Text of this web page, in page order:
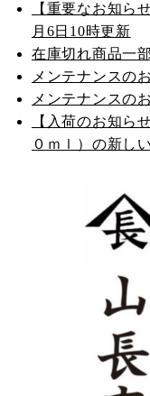
【重要なお知ら
月6日10時更新
在庫切れ商品一
メンテナンスの
メンテナンスの
【入荷のお知ら
０ｍｌ）の新し